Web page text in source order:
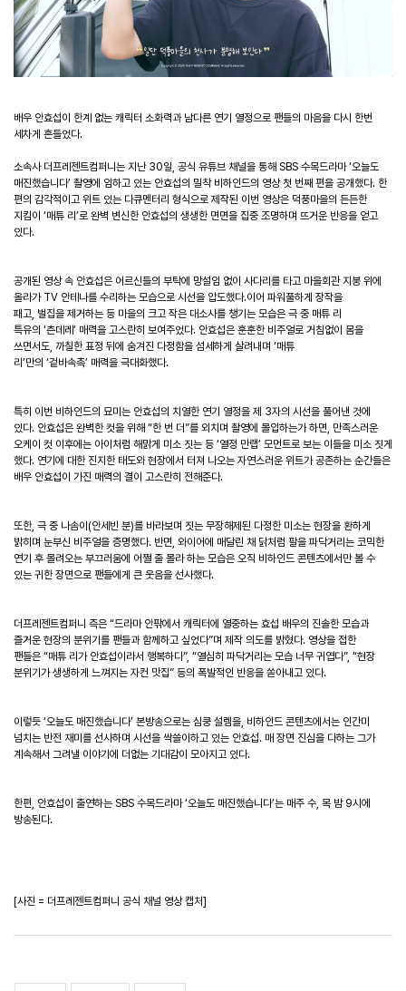
배우 안효섭이 한계 없는 캐릭터 소화력과 남다른 연기 열정으로 팬들의 마음을 다시 한번
세차게 흔들었다.
소속사 더프레젠트컴퍼니는 지난 30일 공식 유튜브 채널을 통해 SBS 수목드라마 ‘오늘도
매진했습니다’ 촬영에 임하고 있는 안효섭의 밀착 비하인드의 영상 첫 번째 편을 공개했다. 한
편의 감각적이고 위트 있는 다큐멘터리 형식으로 제작된 이번 영상은 덕풍마을의 든든한
지킴이 ‘매튜 리’로 완벽 변신한 안효섭의 생생한 면면을 집중 조명하며 뜨거운 반응을 얻고
있다.
공개된 영상 속 안효섭은 어르신들의 부탁에 망설임 없이 사다리를 타고 마을회관 지붕 위에
올라가 TV 안테나를 수리하는 모습으로 시선을 압도했다.이어 파워풀하게 장작을
패고 벌집을 제거하는 등 마을의 크고 작은 대소사를 챙기는 모습은 극 중 매튜 리
특유의 ‘츤데레 ’ 매력을 고스란히 보여주었다. 안효섭은 훈훈한 비주얼로 거침없이 몸을
쓰면서도 까칠한 표정 뒤에 숨겨진 다정함을 섬세하게 살려내며 ‘매튜
리’만의 ‘겉바속촉’ 매력을 극대화했다.
특히 이번 비하인드의 묘미는 안효섭의 치열한 연기 열정을 제 3자의 시선을 풀어낸 것에
있다. 안효섭은 완벽한 컷을 위해 “한 번 더”를 외치며 촬영에 몰입하는가 하면 만족스러운
오케이 컷 이후에는 아이처럼 해맑게 미소 짓는 등 ‘열정 만랩’ 모먼트로 보는 이들을 미소 짓게
했다. 연기에 대한 진지한 태도와 현장에서 터져 나오는 자연스러운 위트가 공존하는 순간들은
배우 안효섭이 가진 매력의 결이 고스란히 전해준다.
또한 극 중 나솜이 (안세빈 분)를 바라보며 짓는 무장해제된 다정한 미소는 현장을 환하게
밝히며 눈부신 비주얼을 증명했다. 반면 와이어에 매달린 채 닭처럼 팔을 파닥거리는 코믹한
연기 후 몰려오는 부끄러움에 어쩔 줄 몰라 하는 모습은 오직 비하인드 콘텐츠에서만 볼 수
있는 귀한 장면으로 팬들에게 큰 웃음을 선사했다.
더프레젠트컴퍼니 측은 “드라마 안팎에서 캐릭터에 열중하는 효섭 배우의 진솔한 모습과
즐거운 현장의 분위기를 팬들과 함께하고 싶었다”며 제작 의도를 밝혔다. 영상을 접한
팬들은 “매튜 리가 안효섭이라서 행복하다”, “열심히 파닥거리는 모습 너무 귀엽다”, “현장
분위기가 생생하게 느껴지는 자컨 맛집” 등의 폭발적인 반응을 쏟아내고 있다.
이렇듯 ‘오늘도 매진했습니다’ 본방송으로는 심쿵 설렘을 비하인드 콘텐츠에서는 인간미
넘치는 반전 재미를 선사하며 시선을 싹쓸이하고 있는 안효섭. 매 장면 진심을 다하는 그가
계속해서 그려낼 이야기에 더없는 기대감이 모아지고 있다.
한편 안효섭이 출연하는 SBS 수목드라마 ‘오늘도 매진했습니다’는 매주 수 목 밤 9시에
방송된다.
[사진 = 더프레젠트컴퍼니 공식 채널 영상 캡처]